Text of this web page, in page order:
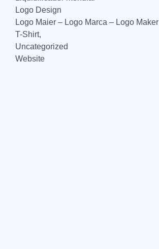
Logo Design
Logo Maier – Logo Marca – Logo Maker
T-Shirt,
Uncategorized
Website